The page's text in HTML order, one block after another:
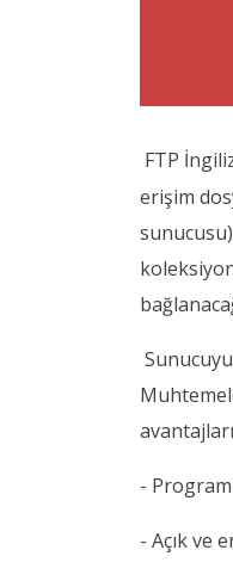
FTP
erişim
-
- Açık ve